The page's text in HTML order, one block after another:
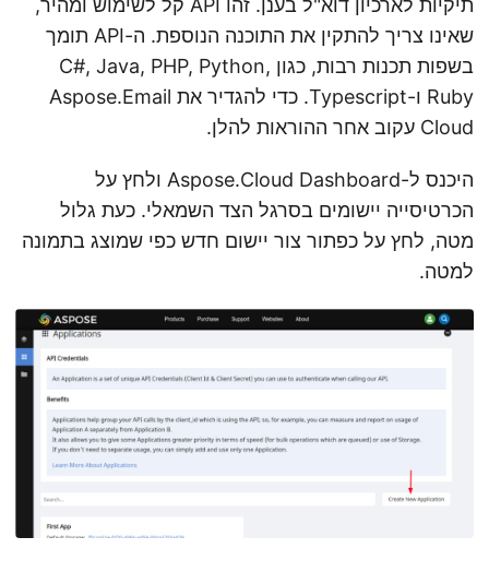
תיקיות לארכיון דוא"ל בענן. זהו API קל לשימוש ומהיר,
שאינו צריך להתקין את התוכנה הנוספת. ה-API תומך
בשפות תכנות רבות, כגון C#, Java, PHP, Python,
Ruby ו-Typescript. כדי להגדיר את Aspose.Email
Cloud עקוב אחר ההוראות להלן.
היכנס ל-Aspose.Cloud Dashboard ולחץ על
הכרטיסייה יישומים בסרגל הצד השמאלי. כעת גלול
מטה, לחץ על כפתור צור יישום חדש כפי שמוצג בתמונה
למטה.